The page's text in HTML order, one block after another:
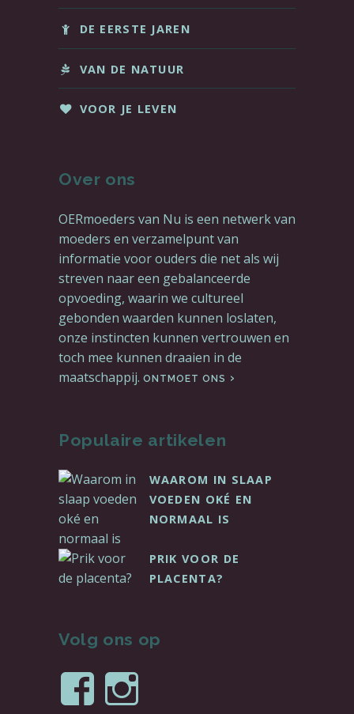
DE EERSTE JAREN
VAN DE NATUUR
VOOR JE LEVEN
Over ons
OERmoeders van Nu is een netwerk van
moeders en verzamelpunt van
informatie voor ouders die net als wij
streven naar een gebalanceerde
opvoeding, waarin we cultureel
gebonden waarden kunnen loslaten,
onze instincten kunnen vertrouwen en
toch mee kunnen draaien in de
maatschappij. ONTMOET ONS
Populaire artikelen
WAAROM IN SLAAP
VOEDEN OKÉ EN
NORMAAL IS
PRIK VOOR DE
PLACENTA?
Volg ons op
Bekijk